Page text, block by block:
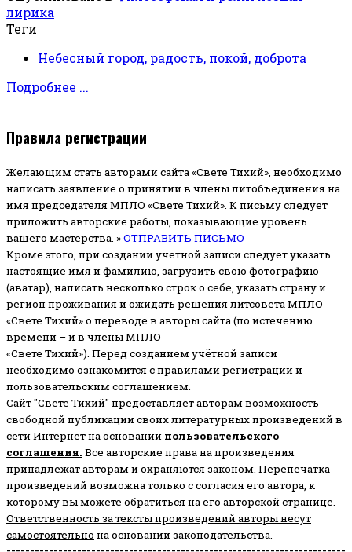
лирика
Теги
Небесный город, радость, покой, доброта
Подробнее ...
Правила регистрации
Желающим стать авторами сайта «Свете Тихий», необходимо
написать заявление о принятии в члены литобъединения на
имя председателя МПЛО «Свете Тихий». К письму следует
приложить авторские работы, показывающие уровень
вашего мастерства. »ОТПРАВИТЬ ПИСЬМО
Кроме этого, при создании учетной записи следует указать
настоящие имя и фамилию, загрузить свою фотографию
(аватар), написать несколько строк о себе, указать страну и
регион проживания и ожидать решения литсовета МПЛО
«Свете Тихий» о переводе в авторы сайта (по истечению
времени – и в члены МПЛО
«Свете Тихий»). Перед созданием учётной записи
необходимо ознакомится с правилами регистрации и
пользовательским соглашением.
Сайт "Свете Тихий" предоставляет авторам возможность
свободной публикации своих литературных произведений в
сети Интернет на основании пользовательского
соглашения. Все авторские права на произведения
принадлежат авторам и охраняются законом. Перепечатка
произведений возможна только с согласия его автора, к
которому вы можете обратиться на его авторской странице.
Ответственность за тексты произведений авторы несут
самостоятельно на основании законодательства.